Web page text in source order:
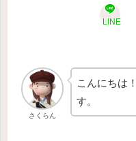
LINE
さくらん
こんにちは！
す。